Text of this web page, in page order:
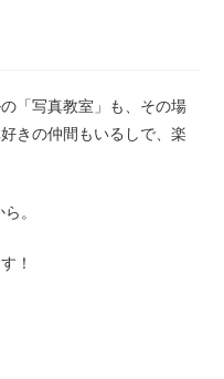
「写真教室」も、その場
きの仲間もいるしで、楽
。
！